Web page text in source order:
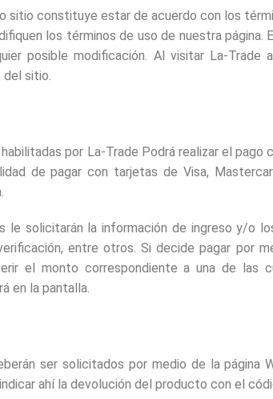
sitio constituye estar de acuerdo con los
los términos de uso de nuestra página.
posible modificación. Al visitar La-Trade
del sitio.
por La-Trade Podrá realizar el pago
de pagar con tarjetas de Visa,
le solicitarán la información de ingreso y/o
entre otros. Si decide pagar por
el monto correspondiente a una de las
en la pantalla.
ser solicitados por medio de la página
ahí la devolución del producto con el